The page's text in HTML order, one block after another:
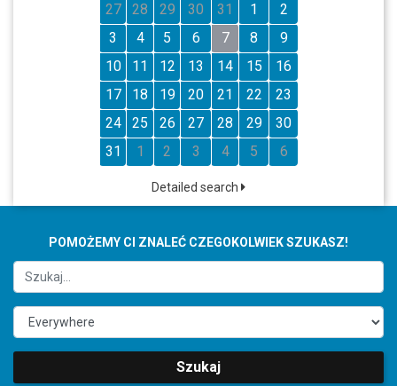
27
28 29 30 31 1
2
3
4 5 6 7 8
9
10
11 12 13 14 15
16
17
18 19 20 21 22
23
24
25 26 27 28 29
30
31
1 2 3 4 5 6
Detailed search
POMOŻEMY CI ZNALEĆ CZEGOKOLWIEK SZUKASZ!
Szukaj